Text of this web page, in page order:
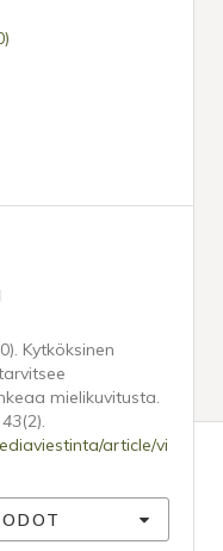
Kytköksinen
mielikuvitusta.
43(2).
article/vi